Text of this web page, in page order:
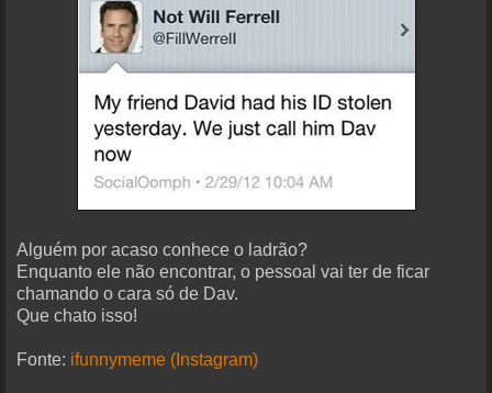
Alguém por acaso conhece o ladrão?
Enquanto ele não encontrar, o pessoal vai ter de ficar
chamando o cara só de Dav.
Que chato isso!
Fonte: ifunnymeme (Instagram)